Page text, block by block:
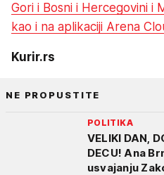
Gori i Bosni i Hercegovini i
kao i na aplikaciji Arena
Kurir.rs
NE PROPUSTITE
POLITIKA
VELIKI DAN,
DECU! Ana
usvajanju